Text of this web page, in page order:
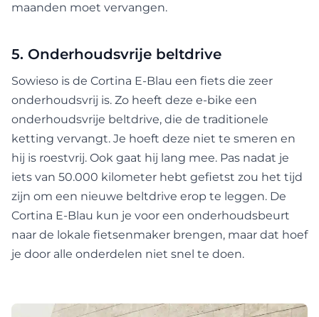
maanden moet vervangen.
5. Onderhoudsvrije beltdrive
Sowieso is de Cortina E-Blau een fiets die zeer
onderhoudsvrij is. Zo heeft deze e-bike een
onderhoudsvrije beltdrive, die de traditionele
ketting vervangt. Je hoeft deze niet te smeren en
hij is roestvrij. Ook gaat hij lang mee. Pas nadat je
iets van 50.000 kilometer hebt gefietst zou het tijd
zijn om een nieuwe beltdrive erop te leggen. De
Cortina E-Blau kun je voor een onderhoudsbeurt
naar de lokale fietsenmaker brengen, maar dat hoef
je door alle onderdelen niet snel te doen.